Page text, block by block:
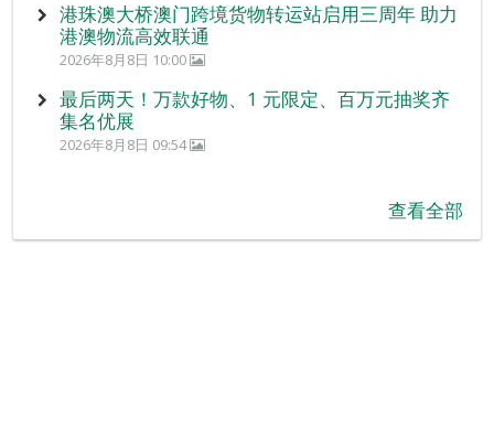
港珠澳大桥澳门跨境货物转运站启用三周年 助力
港澳物流高效联通
2026年8月8日 10:00
最后两天！万款好物、1 元限定、百万元抽奖齐
集名优展
2026年8月8日 09:54
查看全部